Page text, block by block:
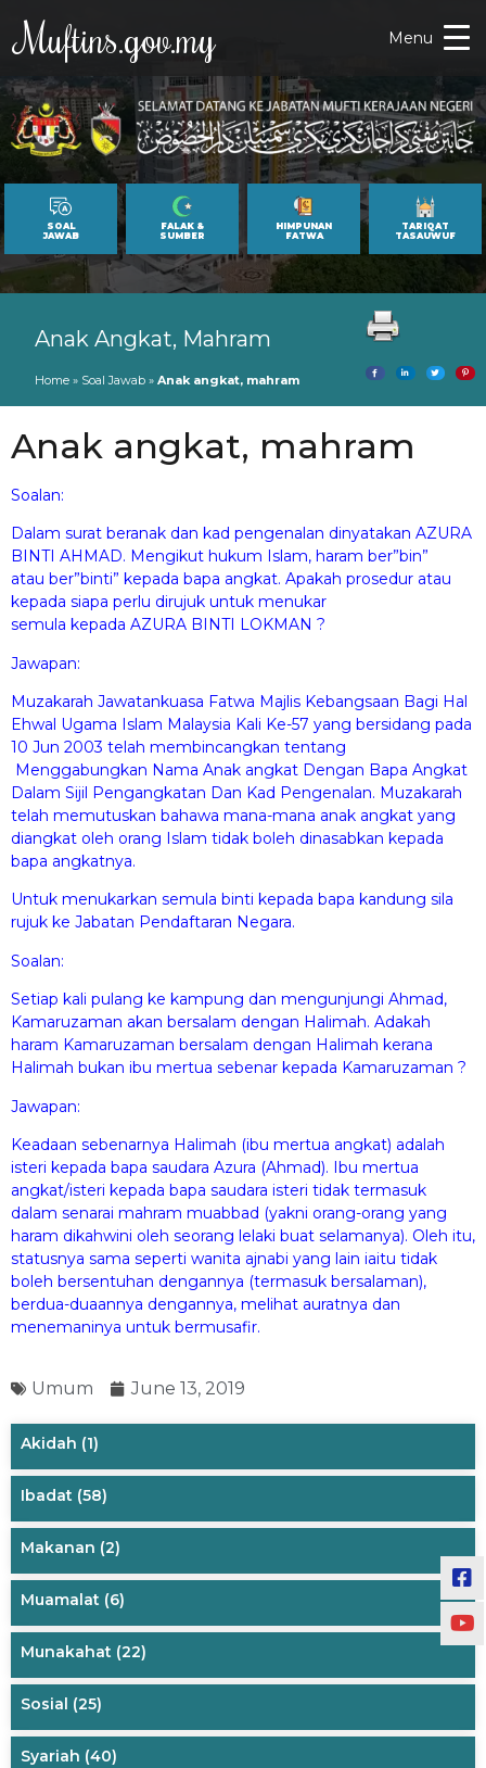
Muftins.gov.my Menu
SOAL
JAWAB
FALAK &
SUMBER
HIMPUNAN
FATWA
TARIQAT
TASAUWUF
Anak Angkat, Mahram
Home » Soal Jawab » Anak angkat, mahram
Anak angkat, mahram
Soalan:
Dalam surat beranak dan kad pengenalan dinyatakan AZURA
BINTI AHMAD. Mengikut hukum Islam, haram ber”bin”
atau ber”binti” kepada bapa angkat. Apakah prosedur atau
kepada siapa perlu dirujuk untuk menukar
semula kepada AZURA BINTI LOKMAN ?
Jawapan:
Muzakarah Jawatankuasa Fatwa Majlis Kebangsaan Bagi Hal
Ehwal Ugama Islam Malaysia Kali Ke-57 yang bersidang pada
10 Jun 2003 telah membincangkan tentang
Menggabungkan Nama Anak angkat Dengan Bapa Angkat
Dalam Sijil Pengangkatan Dan Kad Pengenalan. Muzakarah
telah memutuskan bahawa mana-mana anak angkat yang
diangkat oleh orang Islam tidak boleh dinasabkan kepada
bapa angkatnya.
Untuk menukarkan semula binti kepada bapa kandung sila
rujuk ke Jabatan Pendaftaran Negara.
Soalan:
Setiap kali pulang ke kampung dan mengunjungi Ahmad,
Kamaruzaman akan bersalam dengan Halimah. Adakah
haram Kamaruzaman bersalam dengan Halimah kerana
Halimah bukan ibu mertua sebenar kepada Kamaruzaman ?
Jawapan:
Keadaan sebenarnya Halimah (ibu mertua angkat) adalah
isteri kepada bapa saudara Azura (Ahmad). Ibu mertua
angkat/isteri kepada bapa saudara isteri tidak termasuk
dalam senarai mahram muabbad (yakni orang-orang yang
haram dikahwini oleh seorang lelaki buat selamanya). Oleh itu,
statusnya sama seperti wanita ajnabi yang lain iaitu tidak
boleh bersentuhan dengannya (termasuk bersalaman),
berdua-duaannya dengannya, melihat auratnya dan
menemaninya untuk bermusafir.
Umum June 13, 2019
Akidah (1)
Ibadat (58)
Makanan (2)
Muamalat (6)
Munakahat (22)
Sosial (25)
Syariah (40)